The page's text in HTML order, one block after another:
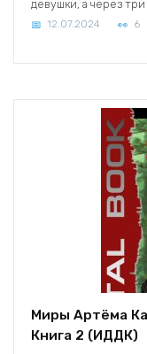
девушки, а через
12.07.2024 6
Миры Артёма
Книга 2 (ИДДК)